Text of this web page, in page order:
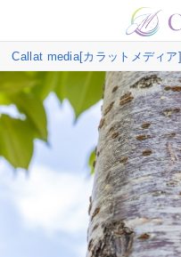
Callat media[カラットメディア]